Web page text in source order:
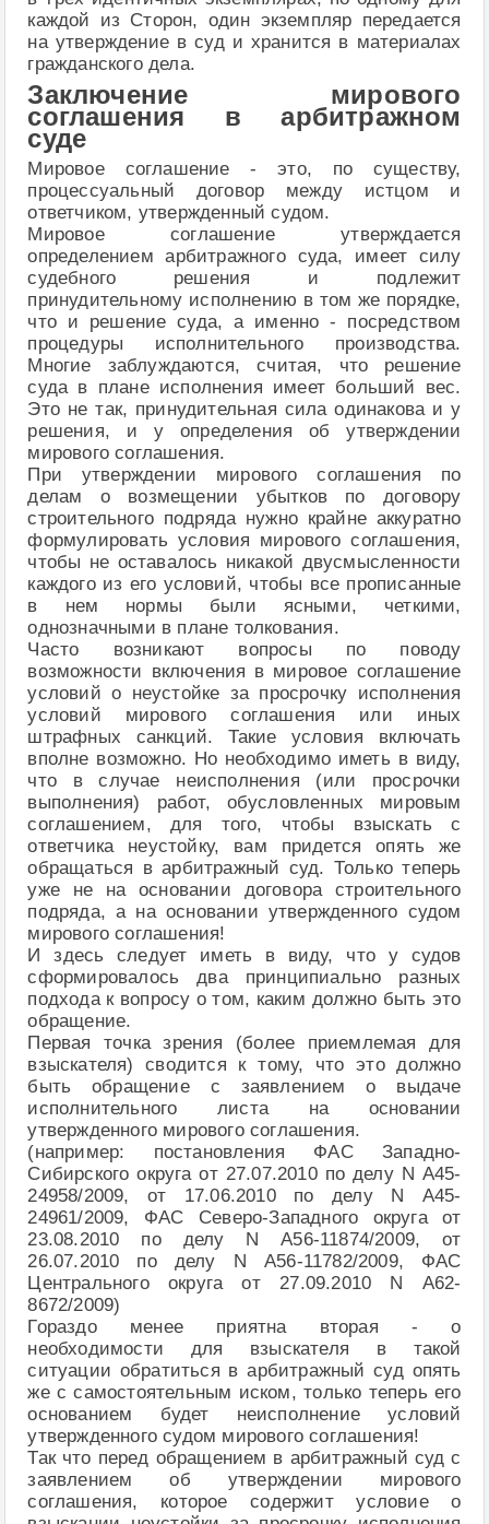
каждой из Сторон, один экземпляр передается
на утверждение в суд и хранится в материалах
гражданского дела.
Заключение мирового
соглашения в арбитражном
суде
Мировое соглашение - это, по существу,
процессуальный договор между истцом и
ответчиком, утвержденный судом.
Мировое соглашение утверждается
определением арбитражного суда, имеет силу
судебного решения и подлежит
принудительному исполнению в том же порядке,
что и решение суда, а именно - посредством
процедуры исполнительного производства.
Многие заблуждаются, считая, что решение
суда в плане исполнения имеет больший вес.
Это не так, принудительная сила одинакова и у
решения, и у определения об утверждении
мирового соглашения.
При утверждении мирового соглашения по
делам о возмещении убытков по договору
строительного подряда нужно крайне аккуратно
формулировать условия мирового соглашения,
чтобы не оставалось никакой двусмысленности
каждого из его условий, чтобы все прописанные
в нем нормы были ясными, четкими,
однозначными в плане толкования.
Часто возникают вопросы по поводу
возможности включения в мировое соглашение
условий о неустойке за просрочку исполнения
условий мирового соглашения или иных
штрафных санкций. Такие условия включать
вполне возможно. Но необходимо иметь в виду,
что в случае неисполнения (или просрочки
выполнения) работ, обусловленных мировым
соглашением, для того, чтобы взыскать с
ответчика неустойку, вам придется опять же
обращаться в арбитражный суд. Только теперь
уже не на основании договора строительного
подряда, а на основании утвержденного судом
мирового соглашения!
И здесь следует иметь в виду, что у судов
сформировалось два принципиально разных
подхода к вопросу о том, каким должно быть это
обращение.
Первая точка зрения (более приемлемая для
взыскателя) сводится к тому, что это должно
быть обращение с заявлением о выдаче
исполнительного листа на основании
утвержденного мирового соглашения.
(например: постановления ФАС Западно-
Сибирского округа от 27.07.2010 по делу N А45-
24958/2009, от 17.06.2010 по делу N А45-
24961/2009, ФАС Северо-Западного округа от
23.08.2010 по делу N А56-11874/2009, от
26.07.2010 по делу N А56-11782/2009, ФАС
Центрального округа от 27.09.2010 N А62-
8672/2009)
Гораздо менее приятна вторая - о
необходимости для взыскателя в такой
ситуации обратиться в арбитражный суд опять
же с самостоятельным иском, только теперь его
основанием будет неисполнение условий
утвержденного судом мирового соглашения!
Так что перед обращением в арбитражный суд с
заявлением об утверждении мирового
соглашения, которое содержит условие о